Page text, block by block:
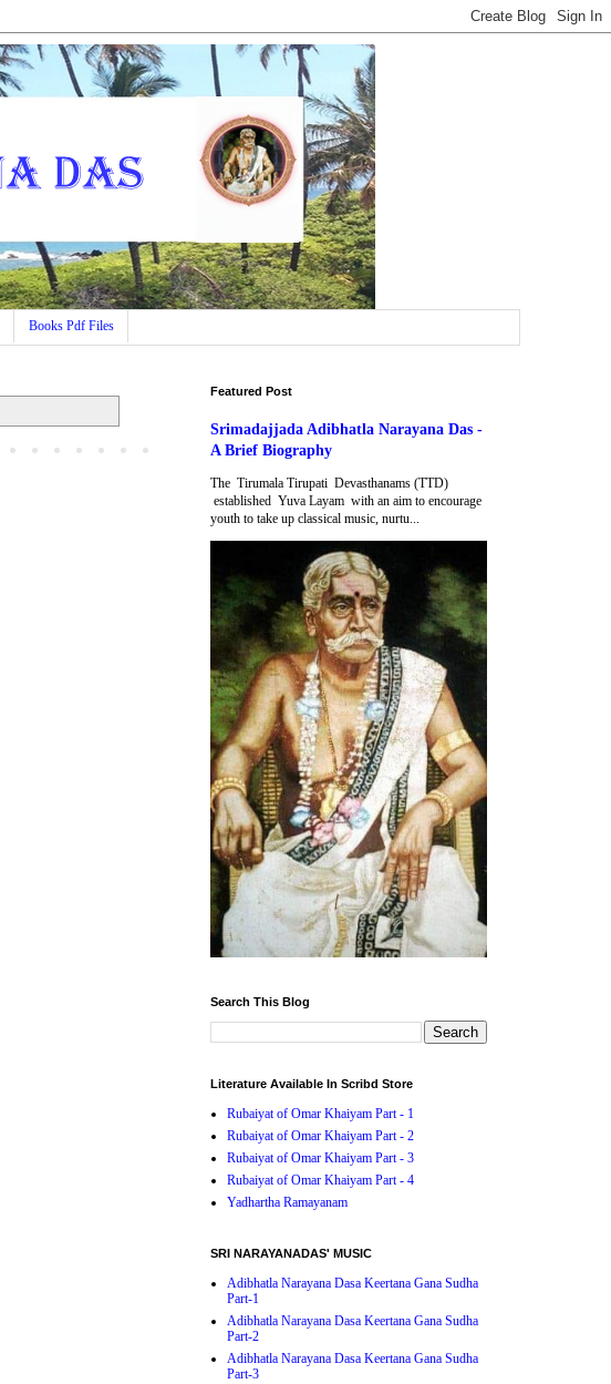
Books Pdf Files
Featured Post
Srimadajjada Adibhatla Narayana Das -
A Brief Biography
The Tirumala Tirupati Devasthanams (TTD)
established Yuva Layam with an aim to encourage
youth to take up classical music, nurtu...
Search This Blog
Literature Available In Scribd Store
Rubaiyat of Omar Khaiyam Part - 1
Rubaiyat of Omar Khaiyam Part - 2
Rubaiyat of Omar Khaiyam Part - 3
Rubaiyat of Omar Khaiyam Part - 4
Yadhartha Ramayanam
SRI NARAYANADAS' MUSIC
Adibhatla Narayana Dasa Keertana Gana Sudha
Part-1
Adibhatla Narayana Dasa Keertana Gana Sudha
Part-2
Adibhatla Narayana Dasa Keertana Gana Sudha
Part-3